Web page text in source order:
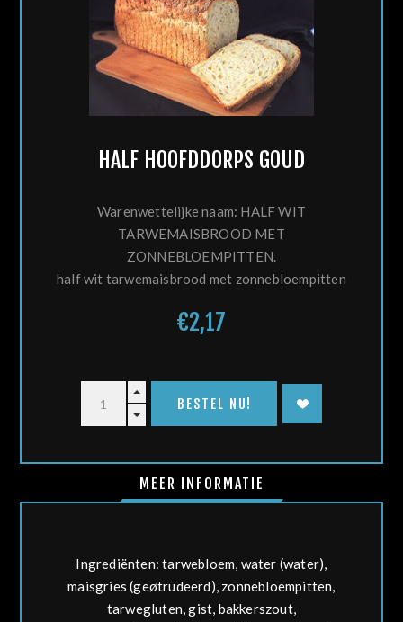
HALF HOOFDDORPS GOUD
Warenwettelijke naam: HALF WIT
TARWEMAISBROOD MET
ZONNEBLOEMPITTEN.
half wit tarwemaisbrood met zonnebloempitten
€2,17
MEER INFORMATIE
Ingrediënten:tarwebloem, water (water),
maisgries (geøtrudeerd), zonnebloempitten,
tarwegluten, gist, bakkerszout,